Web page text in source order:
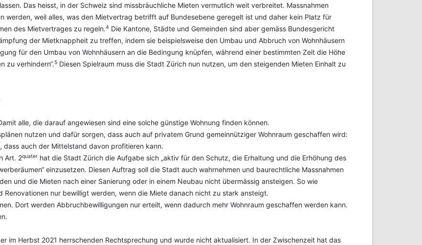
Das heisst, in der Schweiz sind missbräuchliche Mieten vermutlich weit verbreitet. Massnahmen
werden, weil alles, was den Mietvertrag betrifft auf Bundesebene geregelt ist und daher kein Platz für
des Mietvertrages zu regeln.4 Die Kantone, Städte und Gemeinden sind aber gemäss Bundesgericht
der Mietknappheit zu treffen, indem sie beispielsweise den Umbau und Abbruch von Wohnhäusern
für den Umbau von Wohnhäusern an die Bedingung knüpfen, während einer bestimmten Zeit die Höhe
zu verhindern“.5 Diesen Spielraum muss die Stadt Zürich nun nutzen, um den steigenden Mieten Einhalt zu
alle, die darauf angewiesen sind eine solche günstige Wohnung finden können.
nutzen und dafür sorgen, dass auch auf privatem Grund gemeinnütziger Wohnraum geschaffen wird:
dass auch der Mittelstand davon profitieren kann.
Art. 2quater hat die Stadt Zürich die Aufgabe sich „aktiv für den Schutz, die Erhaltung und die Erhöhung des
einzusetzen. Diesen Auftrag soll die Stadt auch wahrnehmen und baurechtliche Massnahmen
und die Mieten nach einer Sanierung oder in einem Neubau nicht übermässig ansteigen. So wie
Renovationen nur bewilligt werden, wenn die Miete danach nicht zu stark ansteigt.
Dort werden Abbruchbewilligungen nur erteilt, wenn dadurch mehr Wohnraum geschaffen werden kann.
im Herbst 2021 herrschenden Rechtsprechung und wurde nicht aktualisiert. In der Zwischenzeit hat das